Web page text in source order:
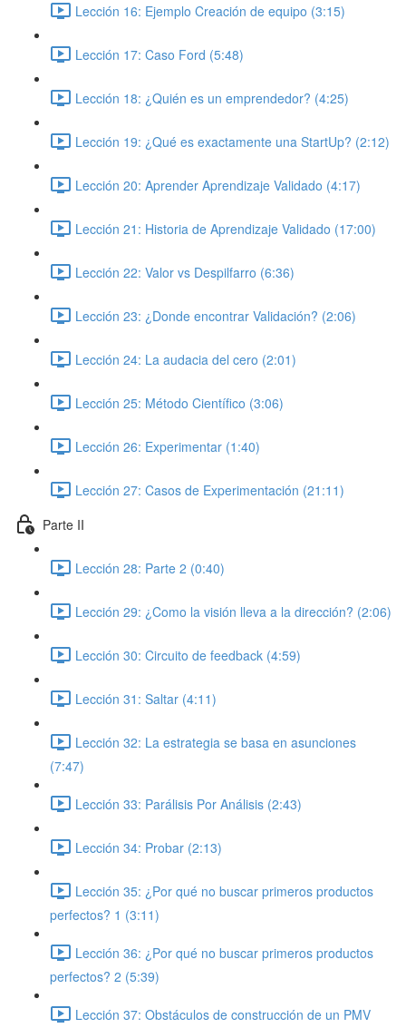
Lección 16: Ejemplo Creación de equipo (3:15)
Lección 17: Caso Ford (5:48)
Lección 18: ¿Quién es un emprendedor? (4:25)
Lección 19: ¿Qué es exactamente una StartUp? (2:12)
Lección 20: Aprender Aprendizaje Validado (4:17)
Lección 21: Historia de Aprendizaje Validado (17:00)
Lección 22: Valor vs Despilfarro (6:36)
Lección 23: ¿Donde encontrar Validación? (2:06)
Lección 24: La audacia del cero (2:01)
Lección 25: Método Científico (3:06)
Lección 26: Experimentar (1:40)
Lección 27: Casos de Experimentación (21:11)
Parte II
Lección 28: Parte 2 (0:40)
Lección 29: ¿Como la visión lleva a la dirección? (2:06)
Lección 30: Circuito de feedback (4:59)
Lección 31: Saltar (4:11)
Lección 32: La estrategia se basa en asunciones
(7:47)
Lección 33: Parálisis Por Análisis (2:43)
Lección 34: Probar (2:13)
Lección 35: ¿Por qué no buscar primeros productos
perfectos? 1 (3:11)
Lección 36: ¿Por qué no buscar primeros productos
perfectos? 2 (5:39)
Lección 37: Obstáculos de construcción de un PMV